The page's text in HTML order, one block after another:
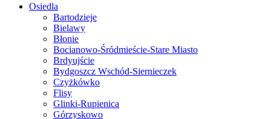
Osiedla
Bartodzieje
Bielawy
Błonie
Bocianowo-Śródmieście-Stare Miasto
Brdyujście
Bydgoszcz Wschód-Siernieczek
Czyżkówko
Flisy
Glinki-Rupienica
Górzyskowo